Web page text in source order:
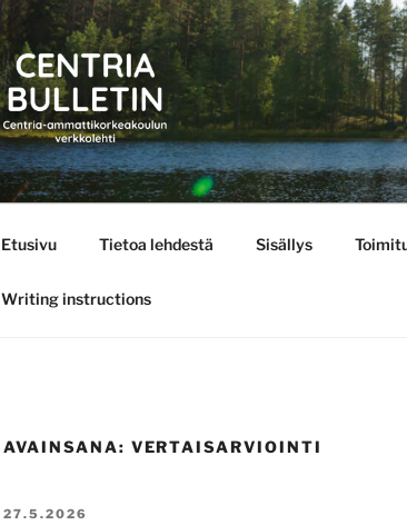
CENTRIA
Etusivu Tietoa lehdestä Sisällys
Writing instructions
AVAINSANA: VERTAISARVIOINTI
JULKAISTU
27.5.2026